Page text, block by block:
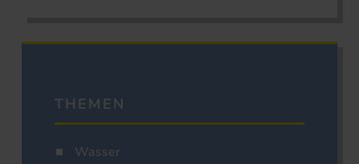
THEMEN
Wasser